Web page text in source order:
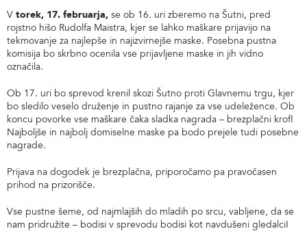
V torek, 17. februarja, se ob 16. uri zberemo na Šutni, pred
rojstno hišo Rudolfa Maistra, kjer se lahko maškare prijavijo na
tekmovanje za najlepše in najizvirnejše maske. Posebna pustna
komisija bo skrbno ocenila vse prijavljene maske in jih vidno
označila.
Ob 17. uri bo sprevod krenil skozi Šutno proti Glavnemu trgu, kjer
bo sledilo veselo druženje in pustno rajanje za vse udeležence. Ob
koncu povorke vse maškare čaka sladka nagrada – brezplačni krof!
Najboljše in najbolj domiselne maske pa bodo prejele tudi posebne
nagrade.
Prijava na dogodek je brezplačna, priporočamo pa pravočasen
prihod na prizorišče.
Vse pustne šeme, od najmlajših do mladih po srcu, vabljene, da se
nam pridružite – bodisi v sprevodu bodisi kot navdušeni gledalci!